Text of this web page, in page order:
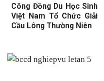
Công Đồng Du Học Sinh
Việt Nam Tổ Chức Giải
Cầu Lông Thường Niên